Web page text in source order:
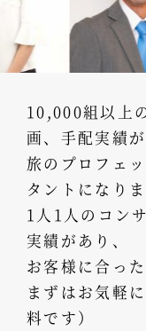
10,000組以上
画、手配実績が
旅のプロフェ
タントになりま
1人1人のコン
実績があり、
お客様に合っ
まずはお気軽
料です）